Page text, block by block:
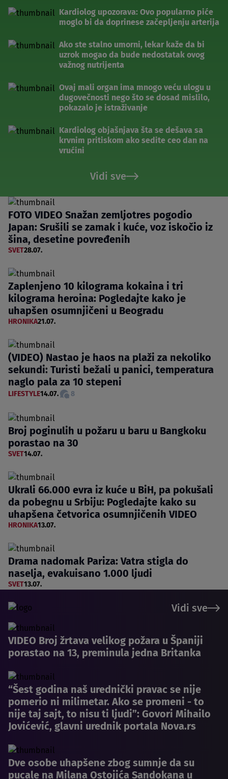
Kardiolog upozorava: Ovo popularno piće
moglo bi da doprinese začepljenju arterija
Ako ste stalno umorni, lekar kaže da bi
uzrok mogao da bude nedostatak ovog
važnog nutrijenta
Ovaj mali organ ima mnogo veću ulogu u
dugovečnosti nego što se dosad mislilo,
pokazalo je istraživanje
Kardiolog objašnjava šta se dešava sa
krvnim pritiskom ako sedite ceo dan na
vrućini
Vidi sve
FOTO VIDEO Snažan zemljotres pogodio
Japan: Srušili se zamak i kuće, voz iskočio iz
šina, desetine povređenih
SVET28.07.
Zaplenjeno 10 kilograma kokaina i tri
kilograma heroina: Pogledajte kako je
uhapšen osumnjičeni u Beogradu
HRONIKA21.07.
(VIDEO) Nastao je haos na plaži za nekoliko
sekundi: Turisti bežali u panici, temperatura
naglo pala za 10 stepeni
LIFESTYLE14.07. 8
Broj poginulih u požaru u baru u Bangkoku
porastao na 30
SVET14.07.
Ukrali 66.000 evra iz kuće u BiH, pa pokušali
da pobegnu u Srbiju: Pogledajte kako su
uhapšena četvorica osumnjičenih VIDEO
HRONIKA13.07.
Drama nadomak Pariza: Vatra stigla do
naselja, evakuisano 1.000 ljudi
SVET13.07.
Vidi sve
VIDEO Broj žrtava velikog požara u Španiji
porastao na 13, preminula jedna Britanka
“Šest godina naš urednički pravac se nije
pomerio ni milimetar. Ako se promeni - to
nije taj sajt, to nisu ti ljudi”: Govori Mihailo
Jovićević, glavni urednik portala Nova.rs
Dve osobe uhapšene zbog sumnje da su
pucale na Milana Ostojića Sandokana u